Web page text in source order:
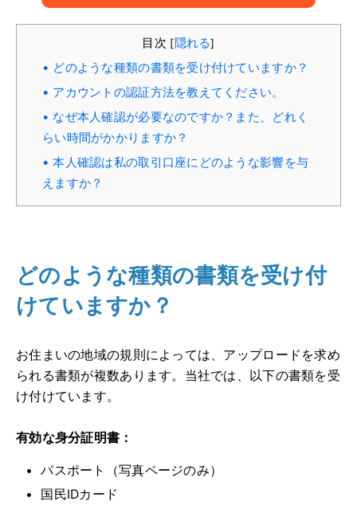
目次 [隠れる]
どのような種類の書類を受け付けていますか？
アカウントの認証方法を教えてください。
なぜ本人確認が必要なのですか？また、どれく
らい時間がかかりますか？
本人確認は私の取引口座にどのような影響を与
えますか？
どのような種類の書類を受け付
けていますか？
お住まいの地域の規則によっては、アップロードを求め
られる書類が複数あります。当社では、以下の書類を受
け付けています。
有効な身分証明書：
パスポート（写真ページのみ）
国民IDカード